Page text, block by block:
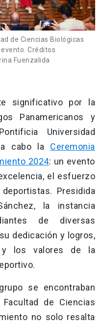
de Ciencias Biológicas
Créditos
Fuenzalida
significativo por la
Panamericanos y
Universidad
cabo la Ceremonia
2024: un evento
el esfuerzo
Presidida
la instancia
de diversas
dedicación y logros,
y los valores de la
se encontraban
de Ciencias
no solo resalta